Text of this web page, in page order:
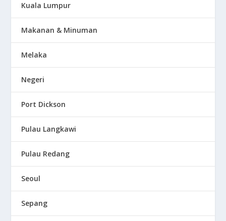
Kuala Lumpur
Makanan & Minuman
Melaka
Negeri
Port Dickson
Pulau Langkawi
Pulau Redang
Seoul
Sepang